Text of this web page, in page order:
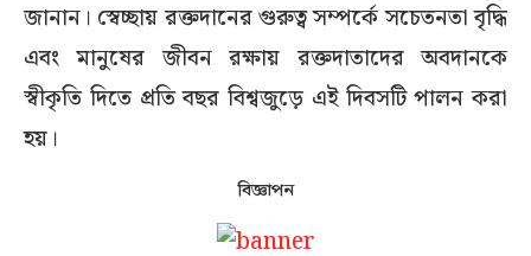
জানান। স্বেচ্ছায় রক্তদানের গুরুত্ব সম্পর্কে সচেতনতা বৃদ্ধি
এবং মানুষের জীবন রক্ষায় রক্তদাতাদের অবদানকে
স্বীকৃতি দিতে প্রতি বছর বিশ্বজুড়ে এই দিবসটি পালন করা
হয়।
বিজ্ঞাপন